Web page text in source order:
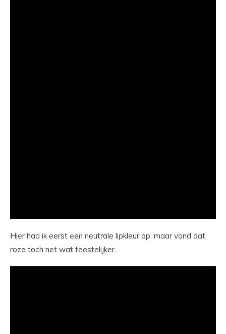
Hier had ik eerst een neutrale lipkleur op, maar vond dat
roze toch net wat feestelijker.